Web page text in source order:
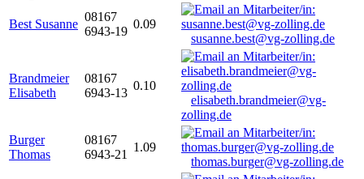
Best Susanne
08167
6943-19
0.09
susanne.best@vg-zolling.de
Brandmeier
Elisabeth
08167
6943-13
0.10
elisabeth.brandmeier@vg-
zolling.de
Burger
Thomas
08167
6943-21
1.09
thomas.burger@vg-zolling.de